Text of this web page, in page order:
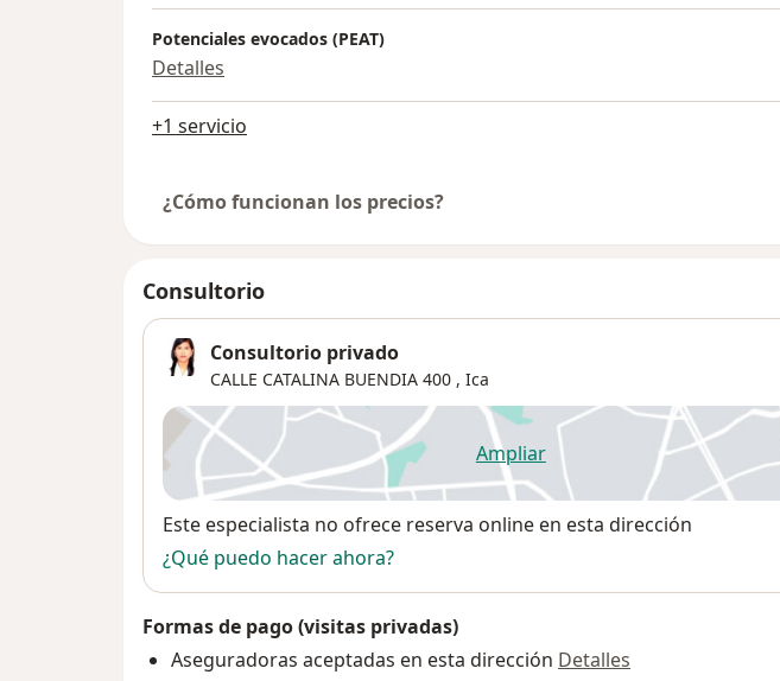
Potenciales evocados (PEAT)
Detalles
+1 servicio
¿Cómo funcionan los precios?
Consultorio
Consultorio privado
CALLE CATALINA BUENDIA 400 , Ica
Ampliarse abre en una nueva pestaña
Disponibilidad
Este especialista no ofrece reserva online en esta dirección
¿Qué puedo hacer ahora?
Formas de pago (visitas privadas)
Aseguradoras aceptadas en esta dirección Detalles